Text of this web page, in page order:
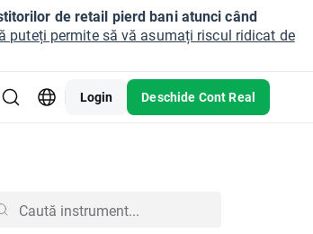
de retail pierd bani atunci când
puteți permite să vă asumați riscul ridicat de
Login Deschide Cont Real